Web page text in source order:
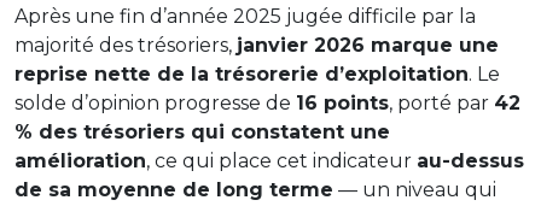
Après une fin d’année 2025 jugée difficile par la
majorité des trésoriers, janvier 2026 marque une
reprise nette de la trésorerie d’exploitation. Le
solde d’opinion progresse de 16 points, porté par 42
% des trésoriers qui constatent une
amélioration, ce qui place cet indicateur au-dessus
de sa moyenne de long terme — un niveau qui